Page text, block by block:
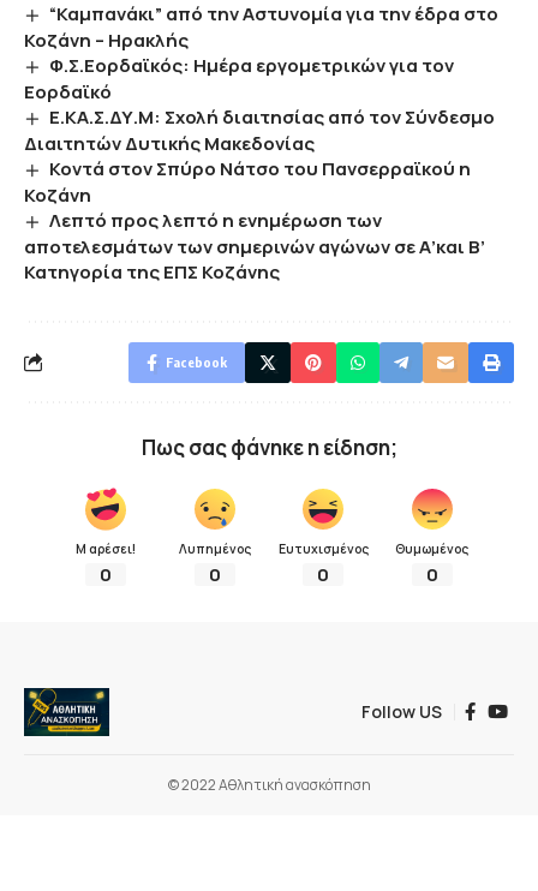
“Καμπανάκι” από την Αστυνομία για την έδρα στο
Κοζάνη – Ηρακλής
Φ.Σ.Εορδαϊκός: Ημέρα εργομετρικών για τον
Εορδαϊκό
Ε.ΚΑ.Σ.ΔΥ.Μ: Σχολή διαιτησίας από τον Σύνδεσμο
Διαιτητών Δυτικής Μακεδονίας
Κοντά στον Σπύρο Νάτσο του Πανσερραϊκού η
Κοζάνη
Λεπτό προς λεπτό η ενημέρωση των
αποτελεσμάτων των σημερινών αγώνων σε Α’και Β’
Κατηγορία της ΕΠΣ Κοζάνης
Facebook
Πως σας φάνηκε η είδηση;
Μ αρέσει!
0
Λυπημένος
0
Ευτυχισμένος
0
Θυμωμένος
0
Follow US
© 2022 Αθλητική ανασκόπηση